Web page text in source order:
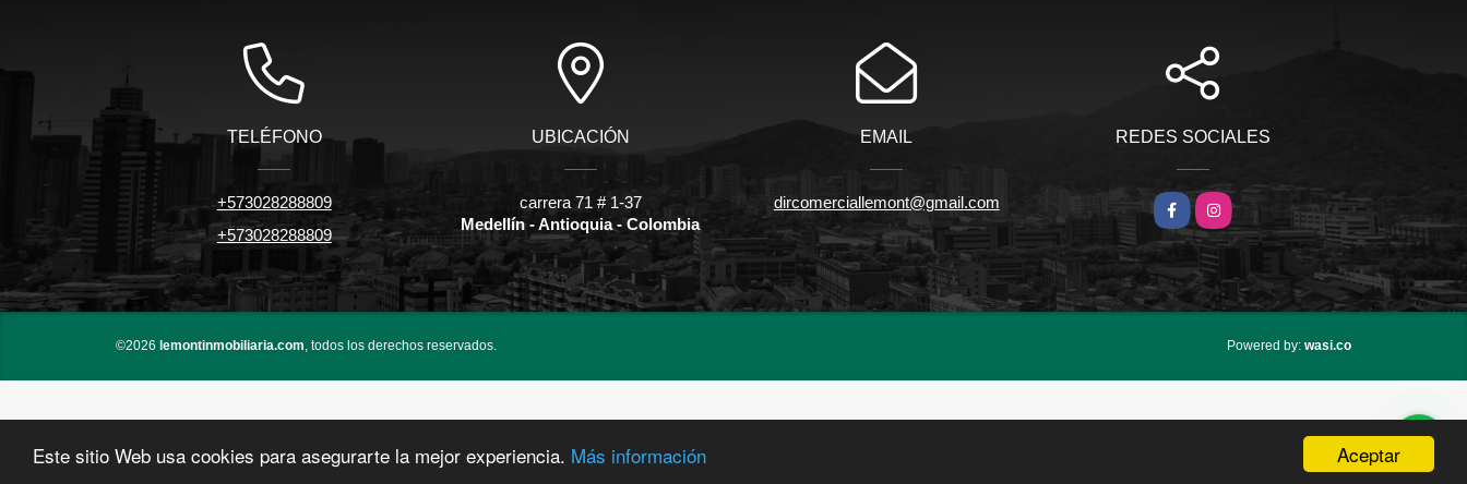
Aceptar
Este sitio Web usa cookies para asegurarte la mejor experiencia. Más información
TELÉFONO
+573028288809
+573028288809
UBICACIÓN
carrera 71 # 1-37
Medellín - Antioquia - Colombia
EMAIL
dircomerciallemont@gmail.com
REDES SOCIALES
Facebook
Instagram
©2026 lemontinmobiliaria.com, todos los derechos reservados. Powered by: wasi.co